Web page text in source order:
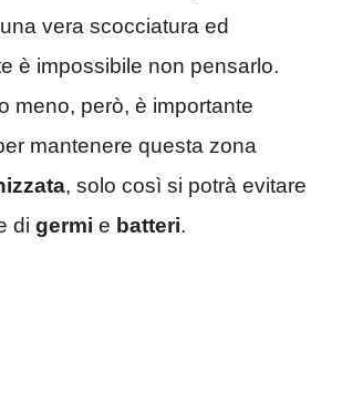
vera scocciatura ed
è impossibile non pensarlo.
meno, però, è importante
mantenere questa zona
, solo così si potrà evitare
di germi e batteri.